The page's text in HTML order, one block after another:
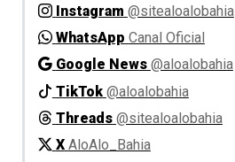
Instagram @sitealoalobahia
WhatsApp Canal Oficial
Google News @aloalobahia
TikTok @aloalobahia
Threads @sitealoalobahia
X AloAlo_Bahia